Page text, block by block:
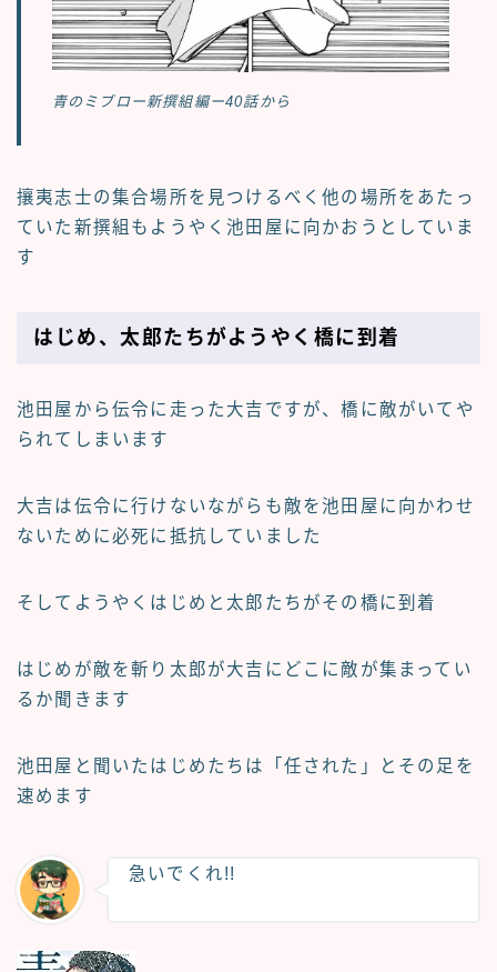
青のミブロー新撰組編ー40話から
攘夷志士の集合場所を見つけるべく他の場所をあたっ
ていた新撰組もようやく池田屋に向かおうとしていま
す
はじめ、太郎たちがようやく橋に到着
池田屋から伝令に走った大吉ですが、橋に敵がいてや
られてしまいます
大吉は伝令に行けないながらも敵を池田屋に向かわせ
ないために必死に抵抗していました
そしてようやくはじめと太郎たちがその橋に到着
はじめが敵を斬り太郎が大吉にどこに敵が集まってい
るか聞きます
池田屋と聞いたはじめたちは「任された」とその足を
速めます
急いでくれ!!